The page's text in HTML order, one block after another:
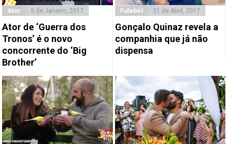
Ator 5 de Janeiro, 2017
Ator de ‘Guerra dos
Tronos’ é o novo
concorrente do ‘Big
Brother’
Futebol 21 de Abril, 2017
Gonçalo Quinaz revela a
companhia que já não
dispensa